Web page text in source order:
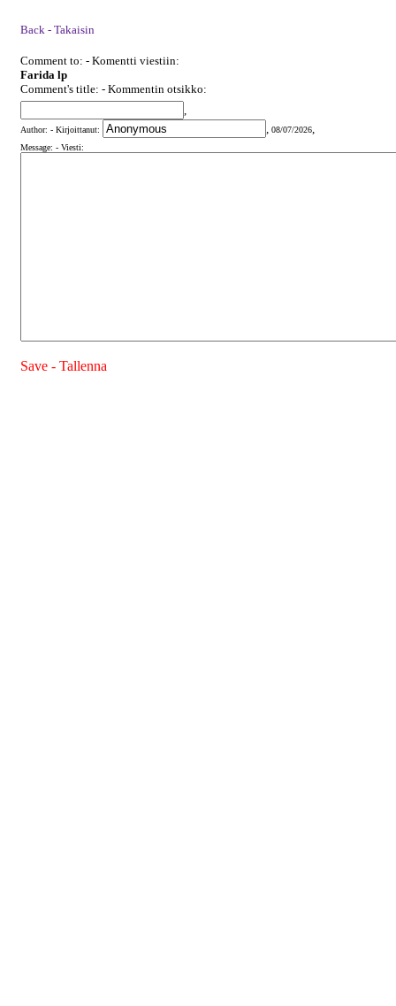
Back - Takaisin
Comment to: - Komentti viestiin:
Farida lp
Comment's title: - Kommentin otsikko:
,
Author: - Kirjoittanut: , 08/07/2026,
Message: - Viesti:
Save - Tallenna